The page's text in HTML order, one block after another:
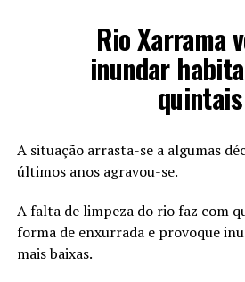
Rio Xarrama
inundar
quintais
A situação arrasta-se a algumas
últimos anos agravou-se.
A falta de limpeza do rio faz com
forma de enxurrada e provoque
mais baixas.